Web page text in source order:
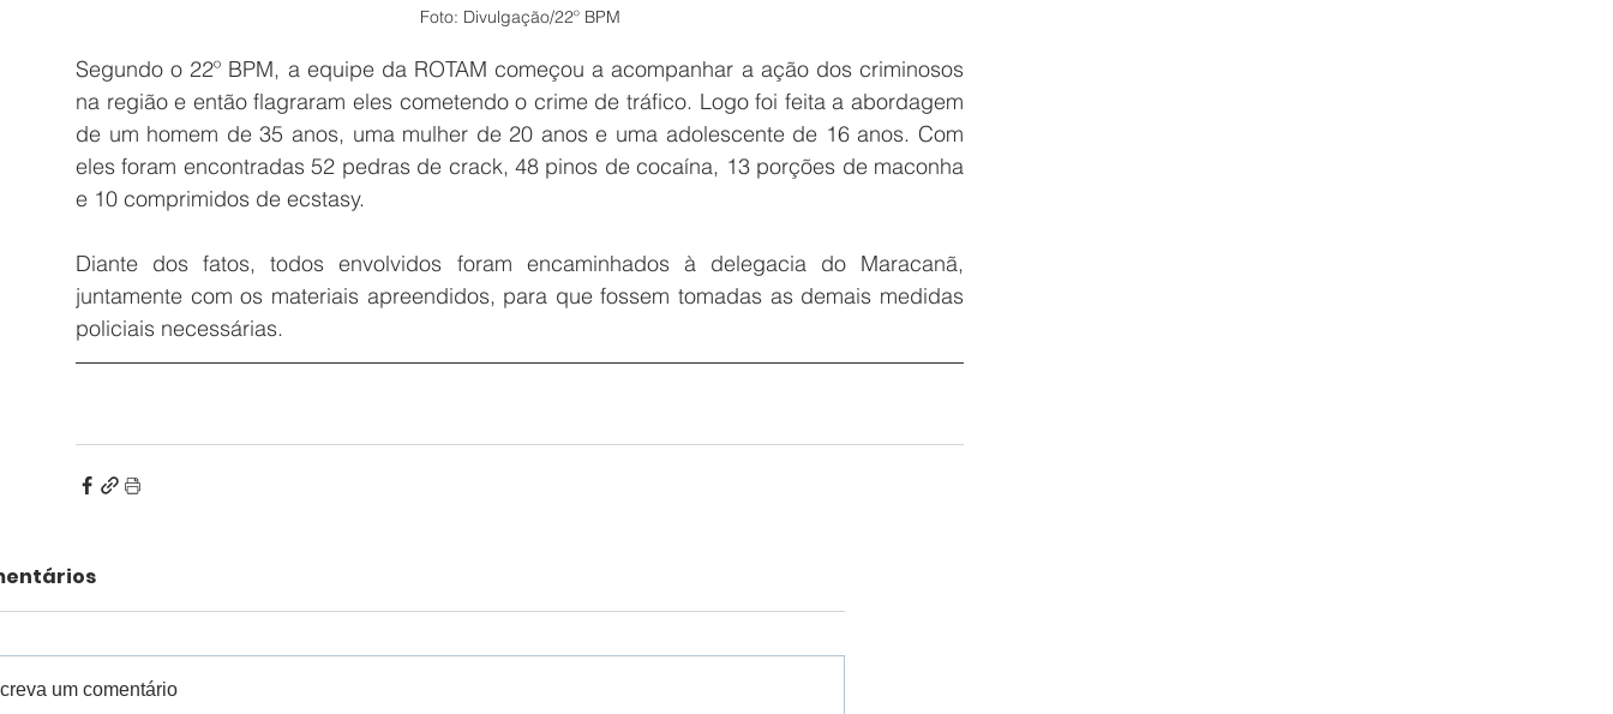
Foto: Divulgação/22º BPM
Segundo o 22º BPM, a equipe da ROTAM começou a acompanhar a ação dos criminosos
na região e então flagraram eles cometendo o crime de tráfico. Logo foi feita a abordagem
de um homem de 35 anos, uma mulher de 20 anos e uma adolescente de 16 anos. Com
eles foram encontradas 52 pedras de crack, 48 pinos de cocaína, 13 porções de maconha
e 10 comprimidos de ecstasy.
Diante dos fatos, todos envolvidos foram encaminhados à delegacia do Maracanã,
juntamente com os materiais apreendidos, para que fossem tomadas as demais medidas
policiais necessárias.
um comentário